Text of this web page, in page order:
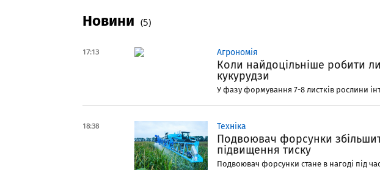
Новини (5)
17:13 Агрономія
Коли найдоцільніше робити
кукурудзи
У фазу формування 7-8 листків рослини
18:38 Техніка
Подвоювач форсунки
підвищення тиску
Подвоювач форсунки стане в нагоді під